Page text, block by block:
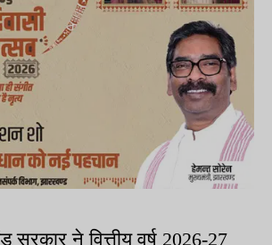
सरकार ने वित्तीय वर्ष 2026-27